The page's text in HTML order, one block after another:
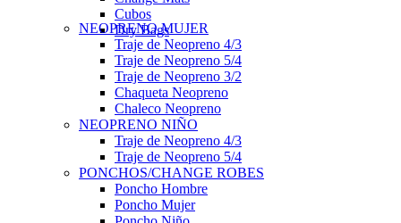
Cubos
Dry Bags
NEOPRENO MUJER
Traje de Neopreno 4/3
Traje de Neopreno 5/4
Traje de Neopreno 3/2
Chaqueta Neopreno
Chaleco Neopreno
NEOPRENO NIÑO
Traje de Neopreno 4/3
Traje de Neopreno 5/4
PONCHOS/CHANGE ROBES
Poncho Hombre
Poncho Mujer